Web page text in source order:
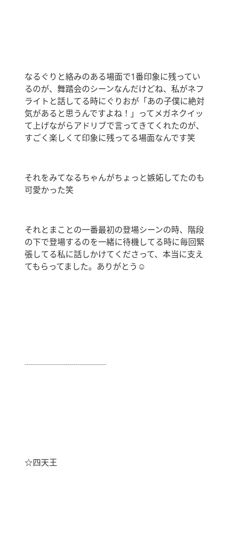
なるぐりと絡みのある場面で1番印象に残ってい
るのが、舞踏会のシーンなんだけどね、私がネフ
ライトと話してる時にぐりおが「あの子僕に絶対
気があると思うんですよね！」ってメガネクイッ
て上げながらアドリブで言ってきてくれたのが、
すごく楽しくて印象に残ってる場面なんです笑
それをみてなるちゃんがちょっと嫉妬してたのも
可愛かった笑
それとまことの一番最初の登場シーンの時、階段
の下で登場するのを一緒に待機してる時に毎回緊
張してる私に話しかけてくださって、本当に支え
てもらってました。ありがとう☺️
┈┈┈┈┈┈┈┈┈┈
☆四天王